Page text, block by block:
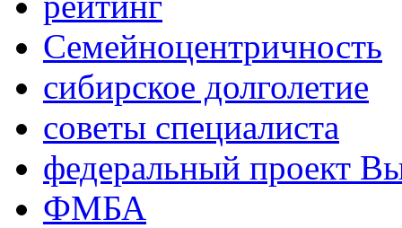
Семейноцентричность
сибирское долголетие
советы специалиста
федеральный проект
ФМБА